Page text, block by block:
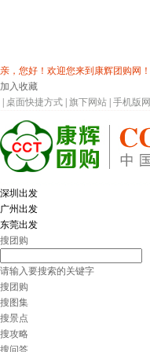
亲，您好！欢迎您来到康辉团购网！
加入收藏
桌面快捷方式 旗下网站 手机版
深圳出发
广州出发
东莞出发
搜团购
请输入要搜索的关键字
搜团购
搜图集
搜景点
搜攻略
搜问答